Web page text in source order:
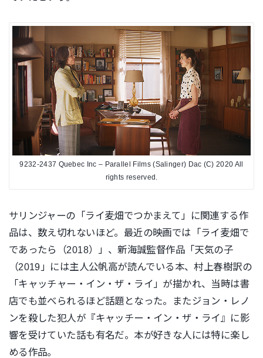
9232-2437 Quebec Inc – Parallel Films (Salinger) Dac (C) 2020 All
rights reserved.
サリンジャーの「ライ麦畑でつかまえて」に関連する作
品は、数え切れないほど。最近の映画では「ライ麦畑で
であったら（2018）」、新海誠監督作品「天気の子
（2019」 には主人公帆高が読んでいる本、村上春樹訳の
「キャッチャー・ イン・ザ・ライ」が描かれ、当時は書
店でも並べられるほど話題と なった。またジョン・レノ
ンを殺した犯人が『キャッチー・イン・ザ・ ライ』に影
響を受けていた話も有名だ。本が好きな人には特に楽し
める作品。